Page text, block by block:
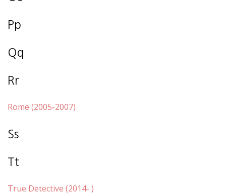
Pp
Qq
Rr
Rome (2005-2007)
Ss
Tt
True Detective (2014- )